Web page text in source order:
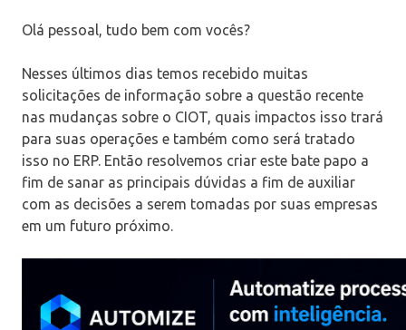
Olá pessoal, tudo bem com vocês?
Nesses últimos dias temos recebido muitas
solicitações de informação sobre a questão recente
nas mudanças sobre o CIOT, quais impactos isso trará
para suas operações e também como será tratado
isso no ERP. Então resolvemos criar este bate papo a
fim de sanar as principais dúvidas a fim de auxiliar
com as decisões a serem tomadas por suas empresas
em um futuro próximo.